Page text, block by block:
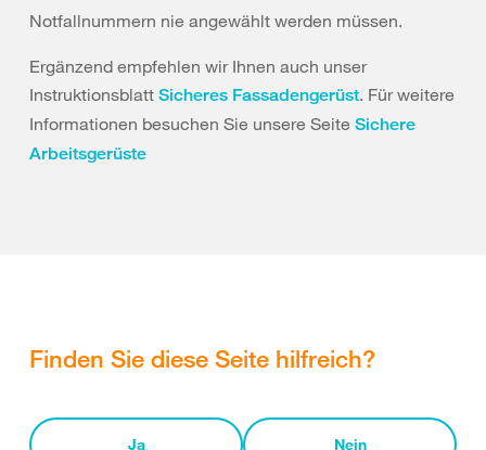
Notfallnummern nie angewählt werden müssen.
Ergänzend empfehlen wir Ihnen auch unser
Instruktionsblatt Sicheres Fassadengerüst. Für weitere
Informationen besuchen Sie unsere Seite Sichere
Arbeitsgerüste
Finden Sie diese Seite hilfreich?
Ja Nein